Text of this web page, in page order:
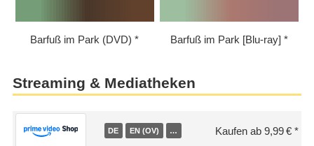
Barfuß im Park (DVD) Barfuß im Park [Blu-ray]
Streaming & Mediatheken
DE EN (OV) … Kaufen ab 9,99 €